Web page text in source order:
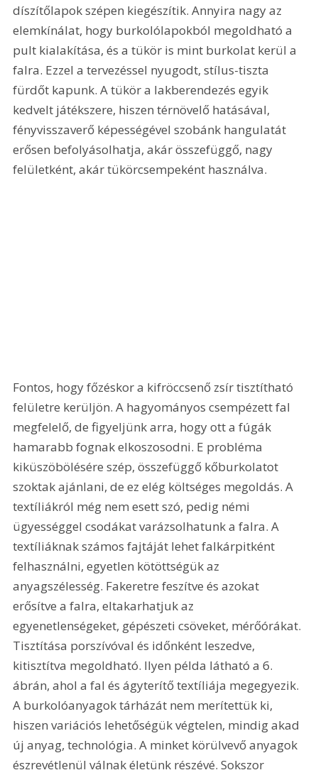
díszítőlapok szépen kiegészítik. Annyira nagy az
elemkínálat, hogy burkolólapokból megoldható a
pult kialakítása, és a tükör is mint burkolat kerül a
falra. Ezzel a tervezéssel nyugodt, stílus-tiszta
fürdőt kapunk. A tükör a lakberendezés egyik
kedvelt játékszere, hiszen térnövelő hatásával,
fényvisszaverő képességével szobánk hangulatát
erősen befolyásolhatja, akár összefüggő, nagy
felületként, akár tükörcsempeként használva.
Fontos, hogy főzéskor a kifröccsenő zsír tisztítható
felületre kerüljön. A hagyományos csempézett fal
megfelelő, de figyeljünk arra, hogy ott a fúgák
hamarabb fognak elkoszosodni. E probléma
kiküszöbölésére szép, összefüggő kőburkolatot
szoktak ajánlani, de ez elég költséges megoldás. A
textíliákról még nem esett szó, pedig némi
ügyességgel csodákat varázsolhatunk a falra. A
textíliáknak számos fajtáját lehet falkárpitként
felhasználni, egyetlen kötöttségük az
anyagszélesség. Fakeretre feszítve és azokat
erősítve a falra, eltakarhatjuk az
egyenetlenségeket, gépészeti csöveket, mérőórákat.
Tisztítása porszívóval és időnként leszedve,
kitisztítva megoldható. Ilyen példa látható a 6.
ábrán, ahol a fal és ágyterítő textíliája megegyezik.
A burkolóanyagok tárházát nem merítettük ki,
hiszen variációs lehetőségük végtelen, mindig akad
új anyag, technológia. A minket körülvevő anyagok
észrevétlenül válnak életünk részévé. Sokszor